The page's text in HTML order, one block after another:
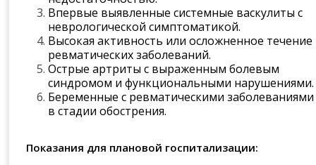
Впервые выявленные системные васкулиты с
неврологической симптоматикой.
Высокая активность или осложненное течение
ревматических заболеваний.
Острые артриты с выраженным болевым
синдромом и функциональными нарушениями.
Беременные с ревматическими заболеваниями
в стадии обострения.
Показания для плановой госпитализации: